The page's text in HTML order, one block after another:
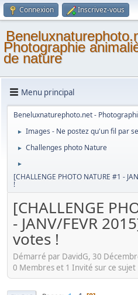
Connexion Inscrivez-vous
Photographie
de nature
Menu principal
Beneluxnaturephoto.net -
► Images - Ne postez qu'un fil par
► Challenges photo Nature
►
[CHALLENGE PHOTO NATURE #1 -
!
[CHALLENGE
- JANV/FEVR
votes !
Démarré par DavidG, 30
0 Membres et 1 Invité sur ce sujet